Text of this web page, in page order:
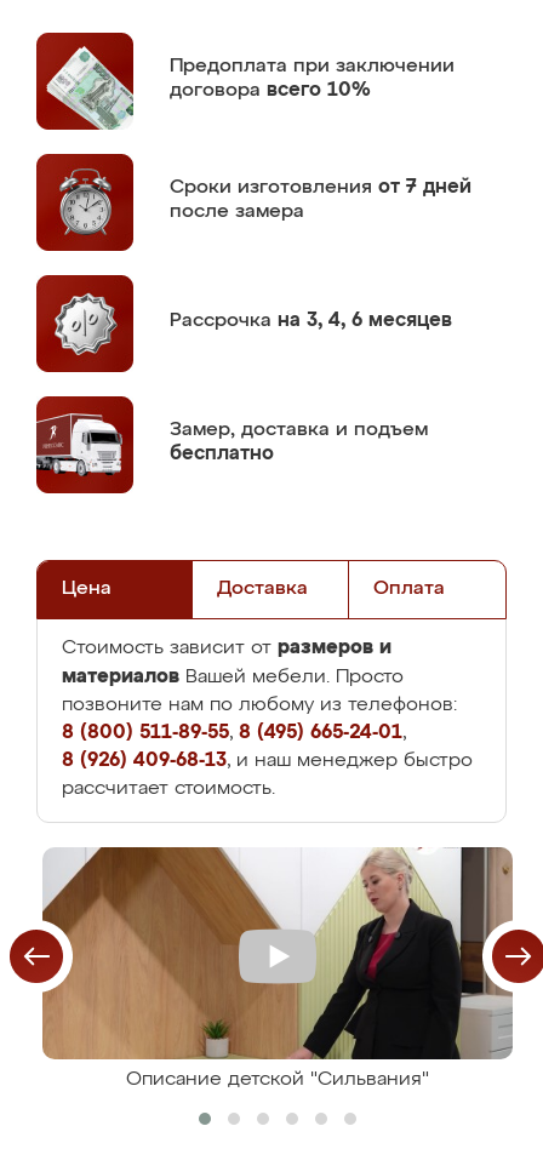
Предоплата при заключении
договора всего 10%
Сроки изготовления от 7 дней
после замера
Рассрочка на 3, 4, 6 месяцев
Замер, доставка и подъем
бесплатно
Цена Доставка Оплата
Стоимость зависит от размеров и
материалов Вашей мебели. Просто
позвоните нам по любому из телефонов:
8 (800) 511-89-55, 8 (495) 665-24-01,
8 (926) 409-68-13, и наш менеджер быстро
рассчитает стоимость.
Описание детской "Сильвания"